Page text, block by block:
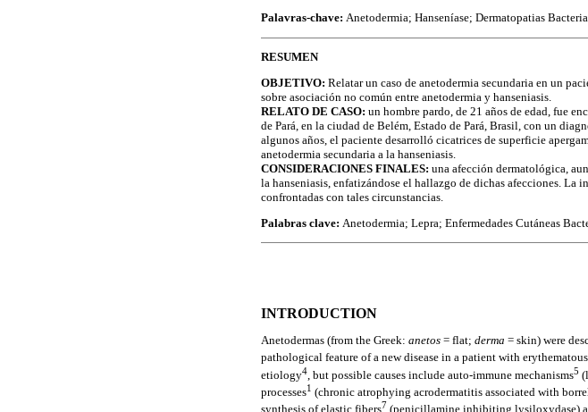
Palavras-chave: Anetodermia; Hanseníase; Dermatopatias
RESUMEN
OBJETIVO: Relatar un caso de anetodermia secundaria en un
sobre asociación no común entre anetodermia y hanseniasis.
RELATO DE CASO: un hombre pardo, de 21 años de edad, fue
de Pará, en la ciudad de Belém, Estado de Pará, Brasil, con un
algunos años, el paciente desarrolló cicatrices de superficie
anetodermia secundaria a la hanseniasis.
CONSIDERACIONES FINALES: una afección dermatológica,
la hanseniasis, enfatizándose el hallazgo de dichas afecciones. La
confrontadas con tales circunstancias.
Palabras clave: Anetodermia; Lepra; Enfermedades Cutáneas
INTRODUCTION
Anetodermas (from the Greek: anetos = flat; derma = skin) were
pathological feature of a new disease in a patient with
etiology4 , but possible causes include auto-immune mechanisms5
processes1 (chronic atrophying acrodermatitis associated with
synthesis of elastic fibers7 (penicillamine inhibiting lysiloxydase)